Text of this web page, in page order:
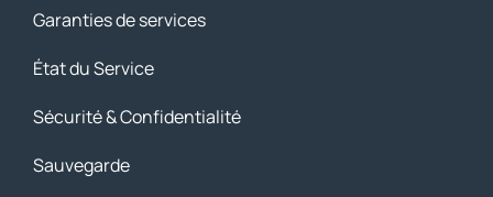
Garanties de services
État du Service
Sécurité & Confidentialité
Sauvegarde